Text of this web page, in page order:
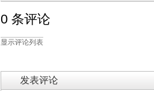
0 条评论
显示评论列表
发表评论